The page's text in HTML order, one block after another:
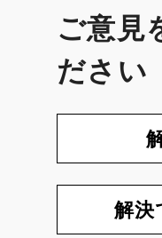
ご意見
ださい
解決